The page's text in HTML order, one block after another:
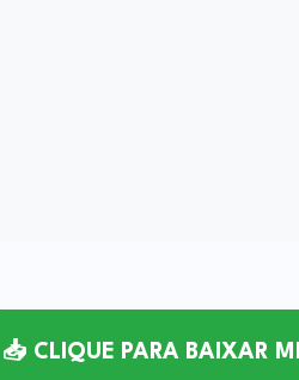
📥 CLIQUE PARA BAIXAR